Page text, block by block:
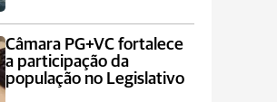
Câmara PG+VC fortalece
a participação da
população no Legislativo